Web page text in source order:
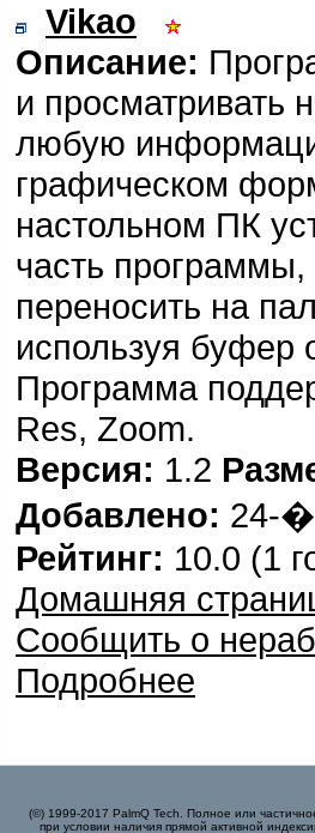
Vikao
Описание:
и просматривать
любую
графическом
настольном ПК
часть программы,
переносить на
используя буфер
Программа
Res, Zoom.
Версия: 1.2
Добавлено: 24-
Рейтинг: 10.0 (1
Домашняя
Сообщить о
Подробнее
(©) 1999-2017 PalmQ Tech. Полное или
при условии наличия прямой активной